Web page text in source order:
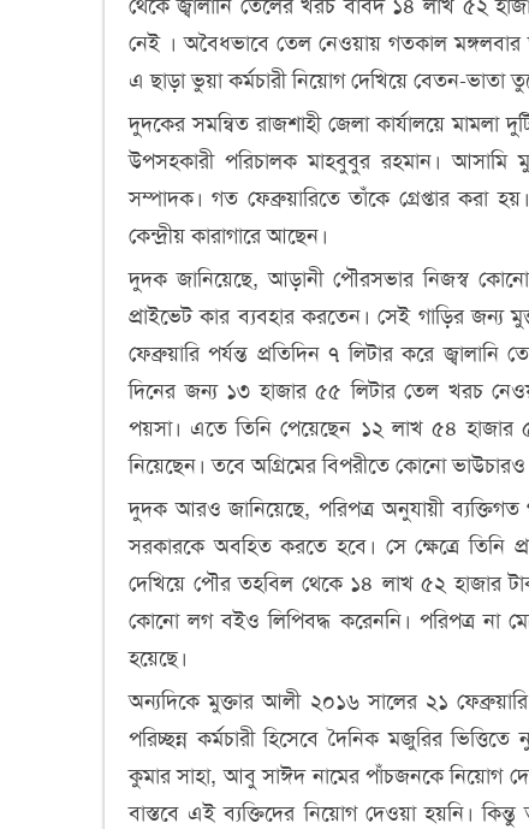
নেই । অবৈধভাবে তেল নেওয়ায় গতকাল
এ ছাড়া ভুয়া কর্মচারী নিয়োগ দেখিয়ে বেতন-ভাতা
দুদকের সমন্বিত রাজশাহী জেলা কার্যালয়ে মামলা
উপসহকারী পরিচালক মাহবুবুর রহমান।
সম্পাদক। গত ফেব্রুয়ারিতে তাঁকে গ্রেপ্তার করা
কেন্দ্রীয় কারাগারে আছেন।
দুদক জানিয়েছে, আড়ানী পৌরসভার নিজস্ব
প্রাইভেট কার ব্যবহার করতেন। সেই গাড়ির জন্য
ফেব্রুয়ারি পর্যন্ত প্রতিদিন ৭ লিটার করে
দিনের জন্য ১৩ হাজার ৫৫ লিটার তেল খরচ
পয়সা। এতে তিনি পেয়েছেন ১২ লাখ ৫৪ হাজার
নিয়েছেন। তবে অগ্রিমের বিপরীতে কোনো
দুদক আরও জানিয়েছে, পরিপত্র অনুযায়ী
সরকারকে অবহিত করতে হবে। সে ক্ষেত্রে তিনি
দেখিয়ে পৌর তহবিল থেকে ১৪ লাখ ৫২ হাজার
কোনো লগ বইও লিপিবদ্ধ করেননি। পরিপত্র না
হয়েছে।
অন্যদিকে মুক্তার আলী ২০১৬ সালের ২১ ফেব্রুয়ারি
পরিচ্ছন্ন কর্মচারী হিসেবে দৈনিক মজুরির
কুমার সাহা, আবু সাঈদ নামের পাঁচজনকে নিয়োগ
বাস্তবে এই ব্যক্তিদের নিয়োগ দেওয়া হয়নি।